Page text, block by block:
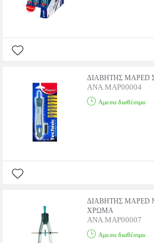
ΔΙΑΒΗΤΗΣ MAPED
ANA.MAP00004
Αμεσα διαθέσιμο
ΔΙΑΒΗΤΗΣ MAPED
ΧΡΩΜΑ
ANA.MAP00007
Αμεσα διαθέσιμο